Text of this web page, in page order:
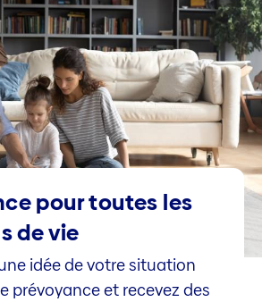
pour toutes les
de vie
idée de votre situation
prévoyance et recevez des